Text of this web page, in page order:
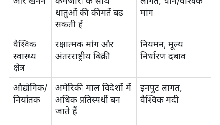
धातुओं की कीमतें बढ़
सकती हैं
मांग
वैश्विक
स्वास्थ्य
क्षेत्र
रक्षात्मक मांग और
अंतरराष्ट्रीय बिक्री
नियमन, मूल्य
निर्धारण दबाव
औद्योगिक/
निर्यातक
अमेरिकी माल विदेशों में
अधिक प्रतिस्पर्धी बन
जाते हैं
इनपुट लागत,
वैश्विक मंदी